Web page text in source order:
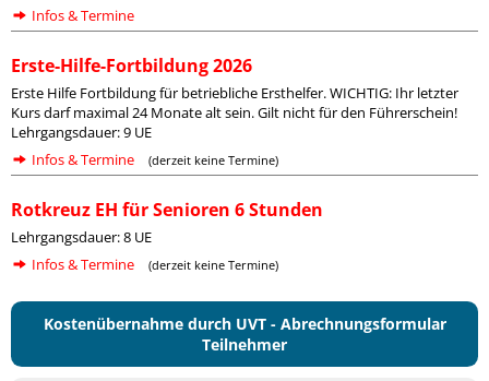
Infos & Termine
Erste-Hilfe-Fortbildung 2026
Erste Hilfe Fortbildung für betriebliche Ersthelfer. WICHTIG: Ihr letzter
Kurs darf maximal 24 Monate alt sein. Gilt nicht für den Führerschein!
Lehrgangsdauer: 9 UE
Infos & Termine
(derzeit keine Termine)
Rotkreuz EH für Senioren 6 Stunden
Lehrgangsdauer: 8 UE
Infos & Termine
(derzeit keine Termine)
Kostenübernahme durch UVT - Abrechnungsformular
Teilnehmer